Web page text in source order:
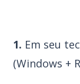
1. Em seu
(Windows +